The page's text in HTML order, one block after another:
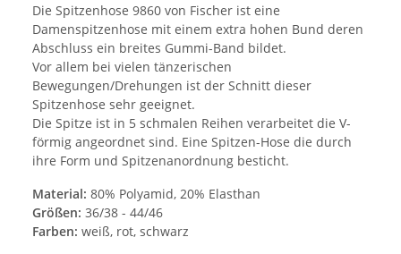
Die Spitzenhose 9860 von Fischer ist eine
Damenspitzenhose mit einem extra hohen Bund deren
Abschluss ein breites Gummi-Band bildet.
Vor allem bei vielen tänzerischen
Bewegungen/Drehungen ist der Schnitt dieser
Spitzenhose sehr geeignet.
Die Spitze ist in 5 schmalen Reihen verarbeitet die V-
förmig angeordnet sind. Eine Spitzen-Hose die durch
ihre Form und Spitzenanordnung besticht.
Material: 80% Polyamid, 20% Elasthan
Größen: 36/38 - 44/46
Farben: weiß, rot, schwarz